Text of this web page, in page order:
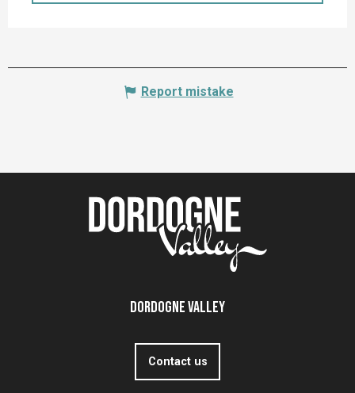
Report mistake
Dordogne Valley
Contact us